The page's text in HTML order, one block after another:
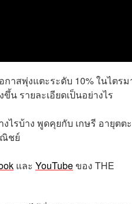
าสพุ่งแตะระดับ 10% ในไตรม
รายละเอียดเป็นอย่างไร
ไรบ้าง พูดคุยกับ เกษรี อายุตต
ณิชย์
และ YouTubeของ THE